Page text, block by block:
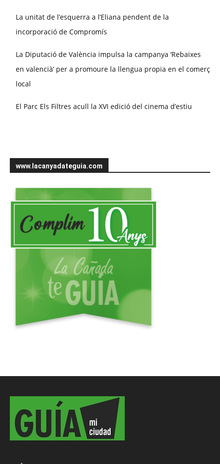
La unitat de l’esquerra a l’Eliana pendent de la
incorporació de Compromís
La Diputació de València impulsa la campanya ‘Rebaixes
en valencià’ per a promoure la llengua propia en el comerç
local
El Parc Els Filtres acull la XVI edició del cinema d’estiu
www.lacanyadateguia.com